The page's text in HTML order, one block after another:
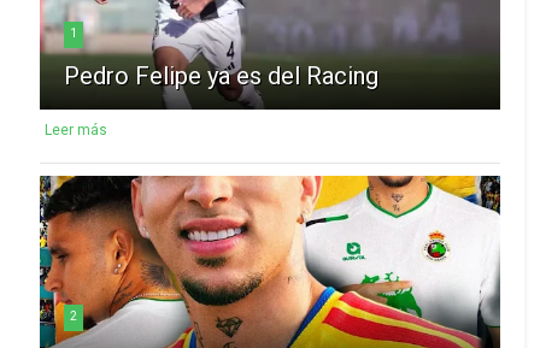
1
Pedro Felipe ya es del Racing
Leer más
2